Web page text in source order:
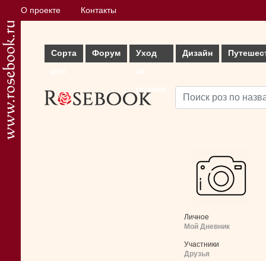
О проекте Контакты
Сорта
Форум
Уход
Дизайн
Личное
Мой Дневник
Участники
Друзья